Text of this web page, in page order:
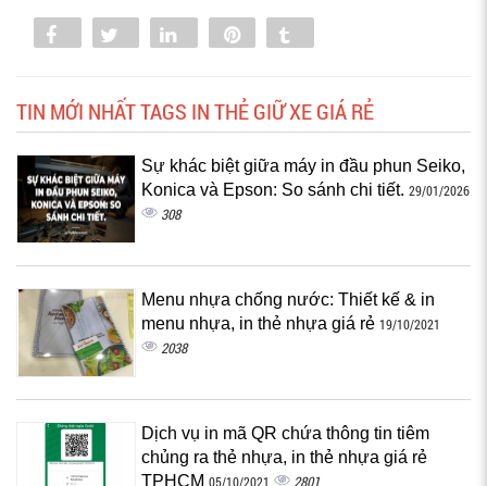
Share Tweet Share
TIN MỚI NHẤT TAGS IN THẺ GIỮ XE GIÁ RẺ
Sự khác biệt giữa máy in đầu phun Seiko,
Konica và Epson: So sánh chi tiết. 29/01/2026
308
Menu nhựa chống nước: Thiết kế & in
menu nhựa, in thẻ nhựa giá rẻ 19/10/2021
2038
Dịch vụ in mã QR chứa thông tin tiêm
chủng ra thẻ nhựa, in thẻ nhựa giá rẻ
TPHCM 05/10/2021 2801